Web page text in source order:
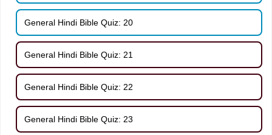
General Hindi Bible Quiz: 20
General Hindi Bible Quiz: 21
General Hindi Bible Quiz: 22
General Hindi Bible Quiz: 23